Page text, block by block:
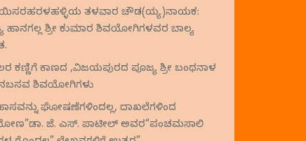
ತಳವಾರ ಚೌಡ(ಯ್ಯ)ನಾಯಕ:
ಹಾನಗಲ್ಲ ಶ್ರೀ ಕುಮಾರ ಶಿವಯೋಗಿಗಳವರ ಬಾಲ್ಯ
ಕಣ್ಣಿಗೆ ಕಾಣದ ,ವಿಜಯಪುರದ ಪೂಜ್ಯ ಶ್ರೀ ಬಂಥನಾಳ
ಶಿವಯೋಗಿಗಳು
ಘೋಷಣೆಗಳಿಂದಲ್ಲ, ದಾಖಲೆಗಳಿಂದ
ಜೆ. ಎಸ್. ಪಾಟೀಲ್ ಅವರ“ಪಂಚಮಸಾಲಿ